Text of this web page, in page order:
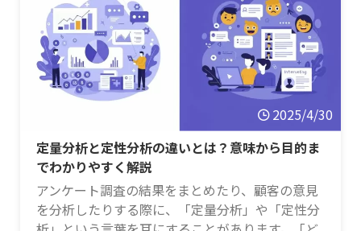
もので、これを作成することで、情報の整理、機
能の検討、関係者との認識合わせがスムーズに進
み、後の工程での手戻りを大幅に減らすことがで
きます。 この記事で …
2025/4/30
定量分析と定性分析の違いとは？意味から目的ま
でわかりやすく解説
アンケート調査の結果をまとめたり、顧客の意見
を分析したりする際に、「定量分析」や「定性分